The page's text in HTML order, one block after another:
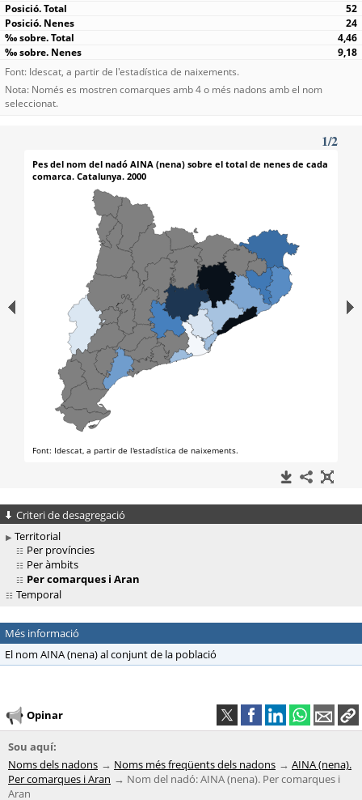
52
24
4,46
9,18
Font: Idescat, a partir de l'estadística de naixements.
Nota: Només es mostren comarques amb 4 o més nadons amb el nom
seleccionat.
Criteri de desagregació
Territorial
Per províncies
Per àmbits
Per comarques i Aran
Temporal
Més informació
El nom AINA (nena) al conjunt de la població
Opinar
Sou aquí:
Noms dels nadons
Noms més freqüents dels nadons
AINA (nena).
Per comarques i Aran
Nom del nadó: AINA (nena). Per comarques i
Aran